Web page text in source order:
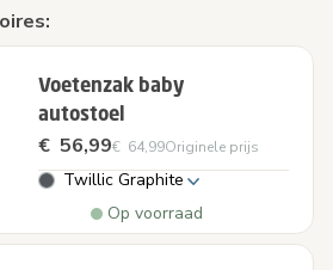
Voetenzak baby
autostoel
€ 56,99€ 64,99Originele prijs
Twillic Graphite
Op voorraad